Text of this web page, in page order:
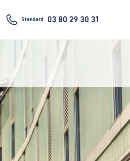
Standard 03 80 29 30 31